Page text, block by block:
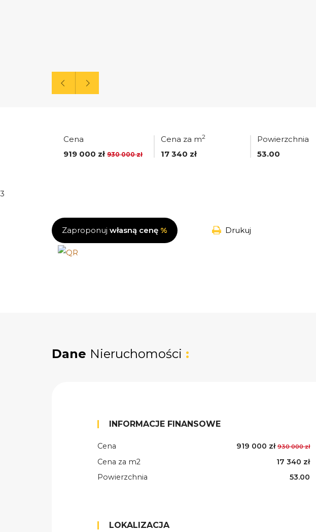
Cena
919 000 zł 930 000 zł
Cena za m2
17 340 zł
Powierzchnia
53.00
3
Zaproponuj własną cenę % Drukuj
Dane Nieruchomości :
INFORMACJE FINANSOWE
Cena 919 000 zł 930 000 zł
Cena za m2
17 340 zł
Powierzchnia
53.00
LOKALIZACJA